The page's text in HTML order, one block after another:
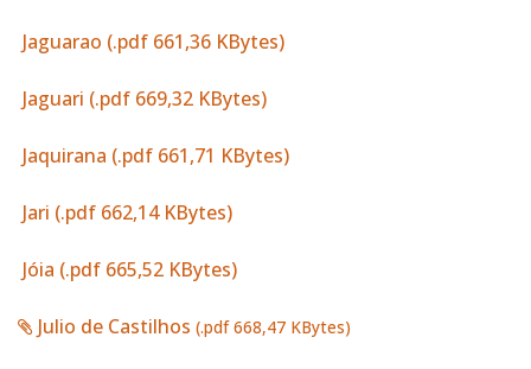
Jaguarao (.pdf 661,36 KBytes)
Jaguari (.pdf 669,32 KBytes)
Jaquirana (.pdf 661,71 KBytes)
Jari (.pdf 662,14 KBytes)
Jóia (.pdf 665,52 KBytes)
Julio de Castilhos (.pdf 668,47 KBytes)